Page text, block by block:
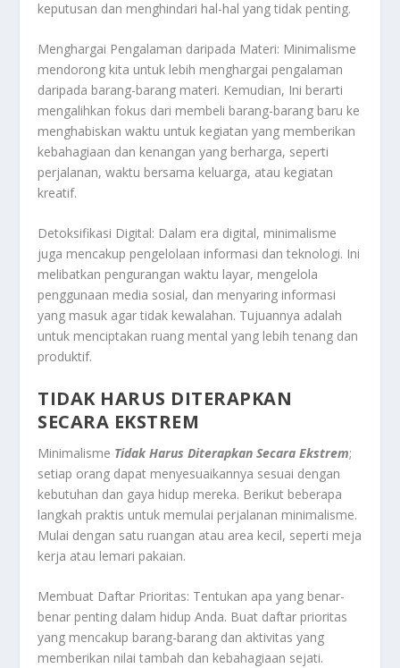
keputusan dan menghindari hal-hal yang tidak penting.
Menghargai Pengalaman daripada Materi: Minimalisme
mendorong kita untuk lebih menghargai pengalaman
daripada barang-barang materi. Kemudian, Ini berarti
mengalihkan fokus dari membeli barang-barang baru ke
menghabiskan waktu untuk kegiatan yang memberikan
kebahagiaan dan kenangan yang berharga, seperti
perjalanan, waktu bersama keluarga, atau kegiatan
kreatif.
Detoksifikasi Digital: Dalam era digital, minimalisme
juga mencakup pengelolaan informasi dan teknologi. Ini
melibatkan pengurangan waktu layar, mengelola
penggunaan media sosial, dan menyaring informasi
yang masuk agar tidak kewalahan. Tujuannya adalah
untuk menciptakan ruang mental yang lebih tenang dan
produktif.
TIDAK HARUS DITERAPKAN
SECARA EKSTREM
Minimalisme Tidak Harus Diterapkan Secara Ekstrem;
setiap orang dapat menyesuaikannya sesuai dengan
kebutuhan dan gaya hidup mereka. Berikut beberapa
langkah praktis untuk memulai perjalanan minimalisme.
Mulai dengan satu ruangan atau area kecil, seperti meja
kerja atau lemari pakaian.
Membuat Daftar Prioritas: Tentukan apa yang benar-
benar penting dalam hidup Anda. Buat daftar prioritas
yang mencakup barang-barang dan aktivitas yang
memberikan nilai tambah dan kebahagiaan sejati.